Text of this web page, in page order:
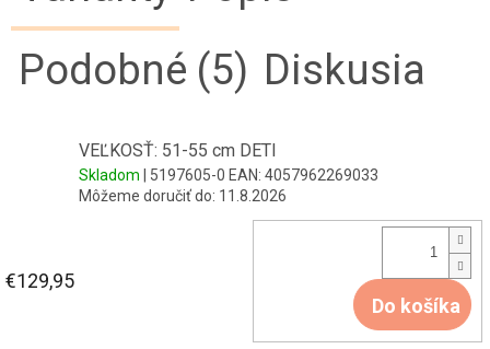
Podobné (5) Diskusia
VEĽKOSŤ: 51-55 cm DETI
Skladom | 5197605-0 EAN: 4057962269033
Môžeme doručiť do: 11.8.2026
€129,95
Do košíka